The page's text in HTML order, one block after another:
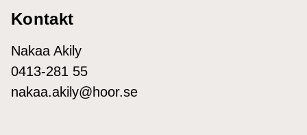
Kontakt
Nakaa Akily
0413-281 55
nakaa.akily@hoor.se